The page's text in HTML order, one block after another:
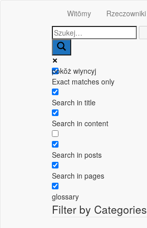
Witōmy Rzeczowniki
pokŏż wiyncyj
Exact matches only
Search in title
Search in content
Search in posts
Search in pages
glossary
Filter by Categories